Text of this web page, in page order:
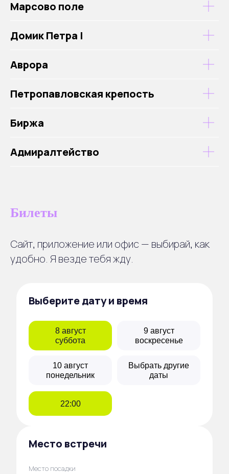
Марсово поле
Домик Петра I
Аврора
Петропавловская крепость
Биржа
Адмиралтейство
Билеты
Сайт, приложение или офис — выбирай, как
удобно. Я везде тебя жду.
Выберите дату и время
8 август
суббота
9 август
воскресенье
10 август
понедельник
Выбрать другие
даты
22:00
Место встречи
Место посадки